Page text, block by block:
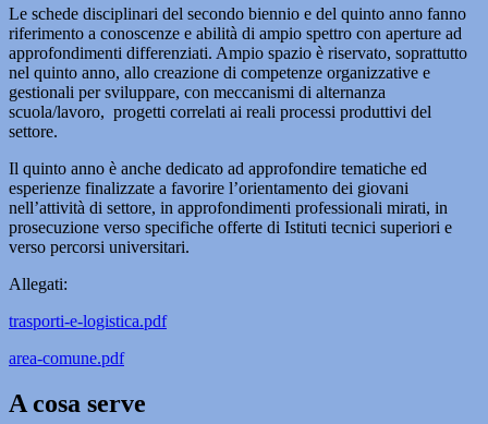
Le schede disciplinari del secondo biennio e del quinto anno fanno
riferimento a conoscenze e abilità di ampio spettro con aperture ad
approfondimenti differenziati. Ampio spazio è riservato, soprattutto
nel quinto anno, allo creazione di competenze organizzative e
gestionali per sviluppare, con meccanismi di alternanza
scuola/lavoro, progetti correlati ai reali processi produttivi del
settore.
Il quinto anno è anche dedicato ad approfondire tematiche ed
esperienze finalizzate a favorire l’orientamento dei giovani
nell’attività di settore, in approfondimenti professionali mirati, in
prosecuzione verso specifiche offerte di Istituti tecnici superiori e
verso percorsi universitari.
Allegati:
trasporti-e-logistica.pdf
area-comune.pdf
A cosa serve